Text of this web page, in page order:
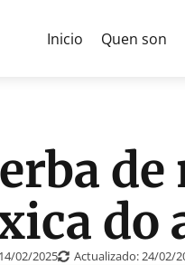
Inicio Quen son
do
14/02/2025 Actualizado: 24/02/